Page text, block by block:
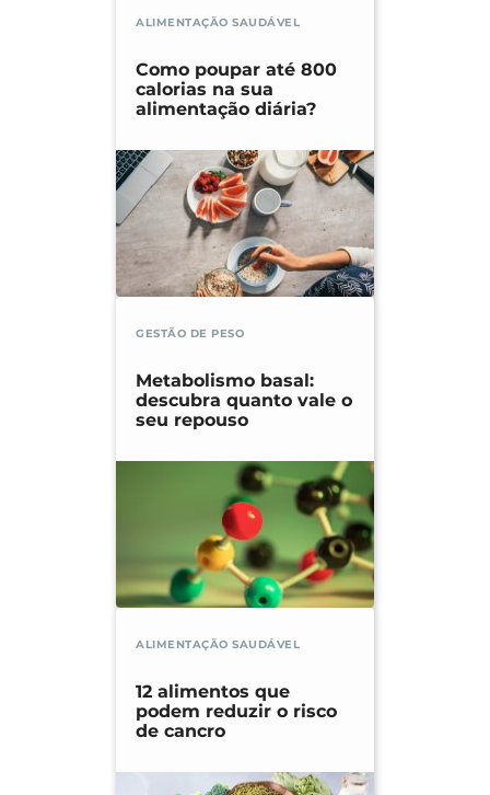
ALIMENTAÇÃO SAUDÁVEL
Como poupar até 800
calorias na sua
alimentação diária?
GESTÃO DE PESO
Metabolismo basal:
descubra quanto vale o
seu repouso
ALIMENTAÇÃO SAUDÁVEL
12 alimentos que
podem reduzir o risco
de cancro